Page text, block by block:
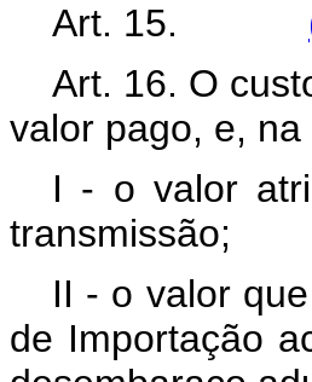
Art. 15.
Art. 16. O
valor pago, e,
I - o valor
transmissão;
II - o valor
de Importação